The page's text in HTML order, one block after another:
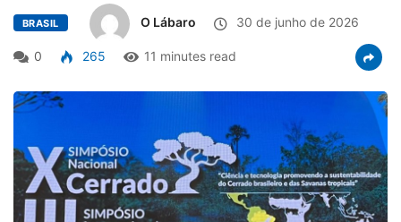
BRASIL O Lábaro 30 de junho de 2026
0 265 11 minutes read